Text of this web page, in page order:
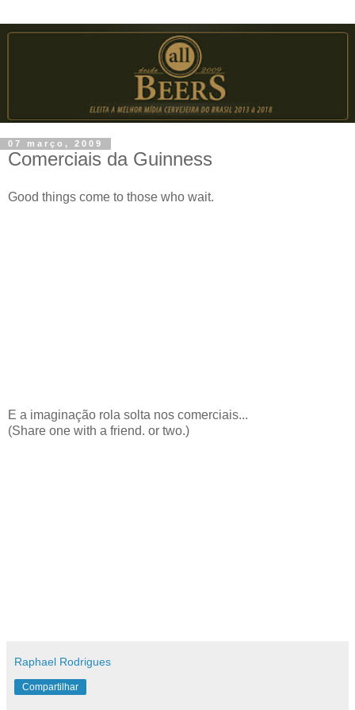
07 março, 2009
Comerciais da Guinness
Good things come to those who wait.
E a imaginação rola solta nos comerciais...
(Share one with a friend. or two.)
Raphael Rodrigues
Compartilhar